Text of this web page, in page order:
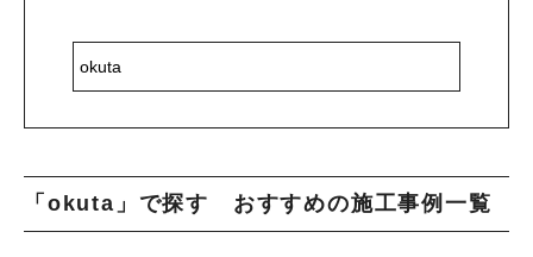
「okuta」で探す おすすめの施工事例一覧